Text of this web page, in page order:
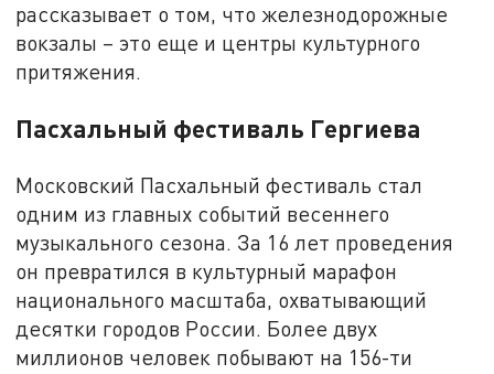
рассказывает о том, что железнодорожные
вокзалы – это еще и центры культурного
притяжения.
Пасхальный фестиваль Гергиева
Московский Пасхальный фестиваль стал
одним из главных событий весеннего
музыкального сезона. За 16 лет проведения
он превратился в культурный марафон
национального масштаба, охватывающий
десятки городов России. Более двух
миллионов человек побывают на 156-ти